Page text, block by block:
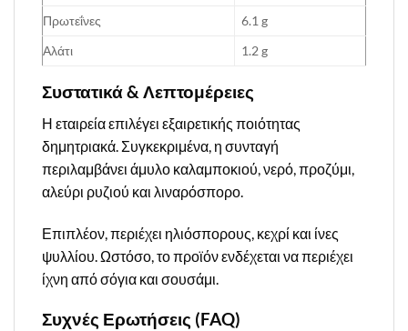
Πρωτεΐνες
6.1 g
Αλάτι
1.2 g
Συστατικά & Λεπτομέρειες
Η εταιρεία επιλέγει εξαιρετικής ποιότητας
δημητριακά. Συγκεκριμένα, η συνταγή
περιλαμβάνει άμυλο καλαμποκιού, νερό, προζύμι,
αλεύρι ρυζιού και λιναρόσπορο.
Επιπλέον, περιέχει ηλιόσπορους, κεχρί και ίνες
ψυλλίου. Ωστόσο, το προϊόν ενδέχεται να περιέχει
ίχνη από σόγια και σουσάμι.
Συχνές Ερωτήσεις (FAQ)